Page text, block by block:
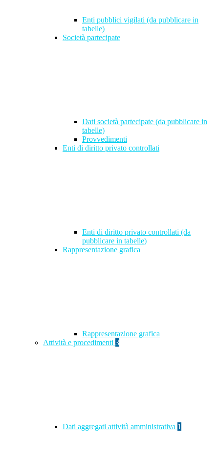
Enti pubblici vigilati (da pubblicare in
tabelle)
Società partecipate
Dati società partecipate (da pubblicare in
tabelle)
Provvedimenti
Enti di diritto privato controllati
Enti di diritto privato controllati (da
pubblicare in tabelle)
Rappresentazione grafica
Rappresentazione grafica
Attività e procedimenti 3
Dati aggregati attività amministrativa 1